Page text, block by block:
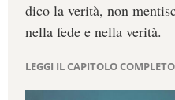
dico la verità, non
nella fede e nella verità.
LEGGI IL CAPITOLO